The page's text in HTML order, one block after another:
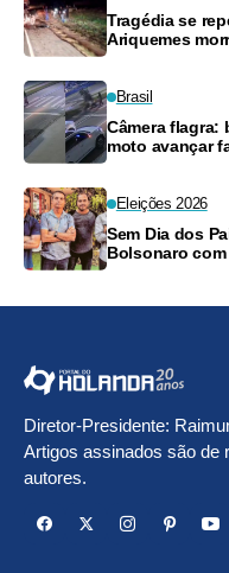
Tragédia se
Ariquemes
Brasil
Câmera flagra:
moto avançar
Eleições 2026
Sem Dia dos
Bolsonaro
Diretor-Presidente:
Artigos assinados são de
autores.